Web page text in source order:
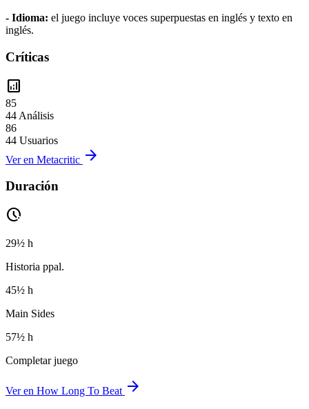
- Idioma: el juego incluye voces superpuestas en inglés y texto en
inglés.
Críticas
analytics
85
44 Análisis
86
44 Usuarios
Ver en Metacritic arrow_forward
Duración
pace
29½ h
Historia ppal.
45½ h
Main Sides
57½ h
Completar juego
Ver en How Long To Beat arrow_forward